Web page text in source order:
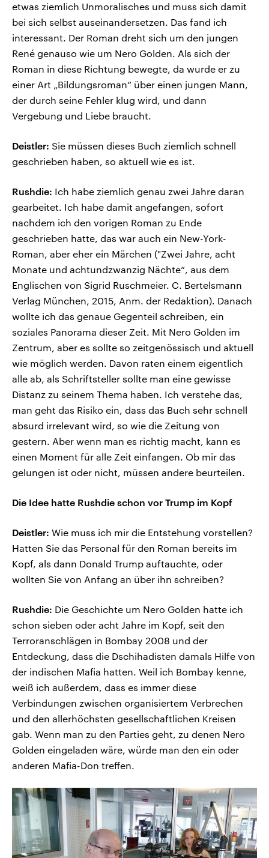
etwas ziemlich Unmoralisches und muss sich damit
bei sich selbst auseinandersetzen. Das fand ich
interessant. Der Roman dreht sich um den jungen
René genauso wie um Nero Golden. Als sich der
Roman in diese Richtung bewegte, da wurde er zu
einer Art „Bildungsroman“ über einen jungen Mann,
der durch seine Fehler klug wird, und dann
Vergebung und Liebe braucht.
Deistler: Sie müssen dieses Buch ziemlich schnell
geschrieben haben, so aktuell wie es ist.
Rushdie: Ich habe ziemlich genau zwei Jahre daran
gearbeitet. Ich habe damit angefangen, sofort
nachdem ich den vorigen Roman zu Ende
geschrieben hatte, das war auch ein New-York-
Roman, aber eher ein Märchen ("Zwei Jahre, acht
Monate und achtundzwanzig Nächte“, aus dem
Englischen von Sigrid Ruschmeier. C. Bertelsmann
Verlag München, 2015, Anm. der Redaktion). Danach
wollte ich das genaue Gegenteil schreiben, ein
soziales Panorama dieser Zeit. Mit Nero Golden im
Zentrum, aber es sollte so zeitgenössisch und aktuell
wie möglich werden. Davon raten einem eigentlich
alle ab, als Schriftsteller sollte man eine gewisse
Distanz zu seinem Thema haben. Ich verstehe das,
man geht das Risiko ein, dass das Buch sehr schnell
absurd irrelevant wird, so wie die Zeitung von
gestern. Aber wenn man es richtig macht, kann es
einen Moment für alle Zeit einfangen. Ob mir das
gelungen ist oder nicht, müssen andere beurteilen.
Die Idee hatte Rushdie schon vor Trump im Kopf
Deistler: Wie muss ich mir die Entstehung vorstellen?
Hatten Sie das Personal für den Roman bereits im
Kopf, als dann Donald Trump auftauchte, oder
wollten Sie von Anfang an über ihn schreiben?
Rushdie: Die Geschichte um Nero Golden hatte ich
schon sieben oder acht Jahre im Kopf, seit den
Terroranschlägen in Bombay 2008 und der
Entdeckung, dass die Dschihadisten damals Hilfe von
der indischen Mafia hatten. Weil ich Bombay kenne,
weiß ich außerdem, dass es immer diese
Verbindungen zwischen organisiertem Verbrechen
und den allerhöchsten gesellschaftlichen Kreisen
gab. Wenn man zu den Parties geht, zu denen Nero
Golden eingeladen wäre, würde man den ein oder
anderen Mafia-Don treffen.